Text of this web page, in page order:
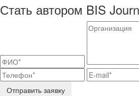
Стать автором BIS
Отправить заявку